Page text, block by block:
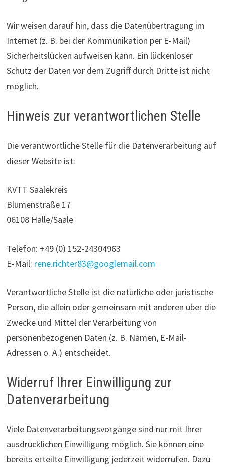
Wir weisen darauf hin, dass die Datenübertragung im
Internet (z. B. bei der Kommunikation per E-Mail)
Sicherheitslücken aufweisen kann. Ein lückenloser
Schutz der Daten vor dem Zugriff durch Dritte ist nicht
möglich.
Hinweis zur verantwortlichen Stelle
Die verantwortliche Stelle für die Datenverarbeitung auf
dieser Website ist:
KVTT Saalekreis
Blumenstraße 17
06108 Halle/Saale
Telefon: +49 (0) 152-24304963
E-Mail: rene.richter83@googlemail.com
Verantwortliche Stelle ist die natürliche oder juristische
Person, die allein oder gemeinsam mit anderen über die
Zwecke und Mittel der Verarbeitung von
personenbezogenen Daten (z. B. Namen, E-Mail-
Adressen o. Ä.) entscheidet.
Widerruf Ihrer Einwilligung zur
Datenverarbeitung
Viele Datenverarbeitungsvorgänge sind nur mit Ihrer
ausdrücklichen Einwilligung möglich. Sie können eine
bereits erteilte Einwilligung jederzeit widerrufen. Dazu